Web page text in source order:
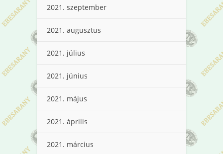
2021. szeptember
2021. augusztus
2021. július
2021. június
2021. május
2021. április
2021. március